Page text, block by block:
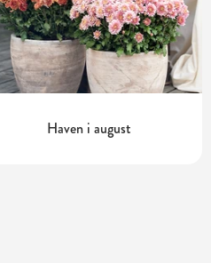
Haven i august